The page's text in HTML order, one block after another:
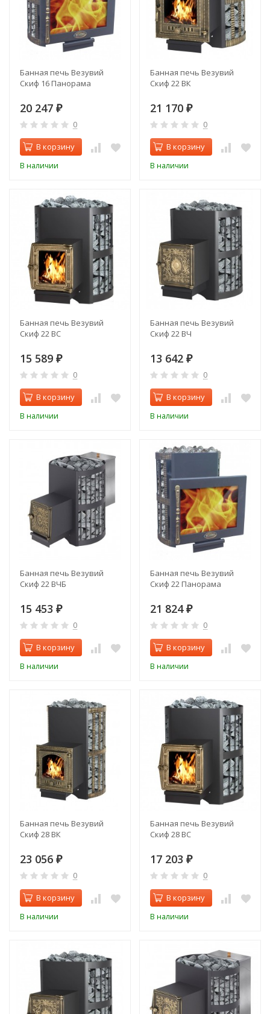
Банная печь Везувий
Скиф 16 Панорама
20 247 ₽
0
В корзину
В наличии
Банная печь Везувий
Скиф 22 ВК
21 170 ₽
0
В корзину
В наличии
Банная печь Везувий
Скиф 22 ВС
15 589 ₽
0
В корзину
В наличии
Банная печь Везувий
Скиф 22 ВЧ
13 642 ₽
0
В корзину
В наличии
Банная печь Везувий
Скиф 22 ВЧБ
15 453 ₽
0
В корзину
В наличии
Банная печь Везувий
Скиф 22 Панорама
21 824 ₽
0
В корзину
В наличии
Банная печь Везувий
Скиф 28 ВК
23 056 ₽
0
В корзину
В наличии
Банная печь Везувий
Скиф 28 ВС
17 203 ₽
0
В корзину
В наличии